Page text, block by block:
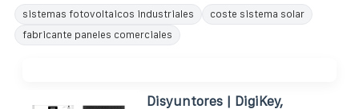
sistemas fotovoltaicos industriales
coste sistema solar
fabricante paneles comerciales
Disyuntores | DigiKey,